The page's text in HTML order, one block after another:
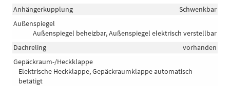
Anhängerkupplung
Schwenkbar
Außenspiegel
Außenspiegel beheizbar, Außenspiegel elektrisch verstellbar
Dachreling
vorhanden
Gepäckraum-/Heckklappe
Elektrische Heckklappe, Gepäckraumklappe automatisch
betätigt